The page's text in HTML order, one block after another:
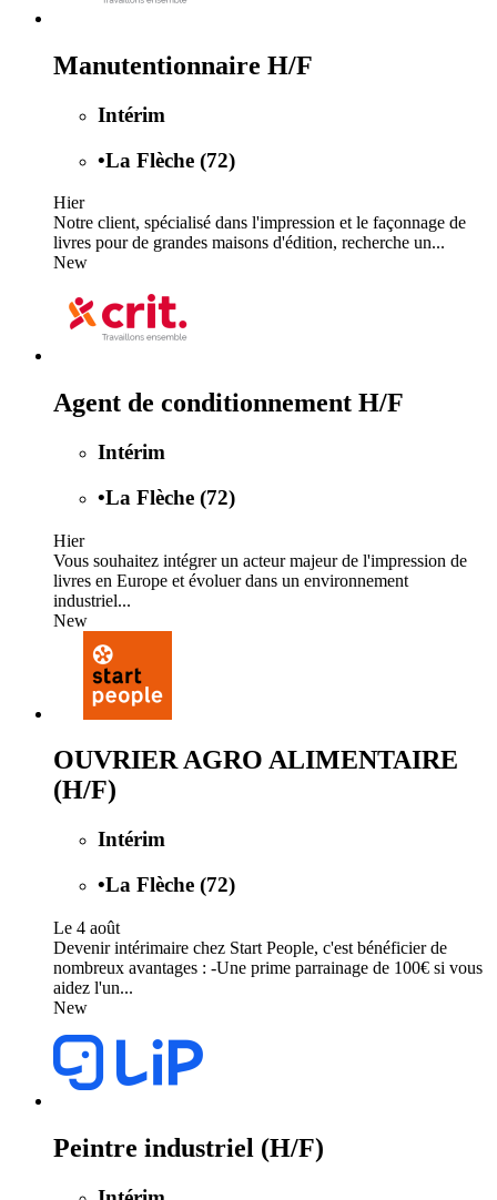
Manutentionnaire H/F
Intérim
•La Flèche (72)
Hier
Notre client, spécialisé dans l'impression et le façonnage de
livres pour de grandes maisons d'édition, recherche un...
New
Agent de conditionnement H/F
Intérim
•La Flèche (72)
Hier
Vous souhaitez intégrer un acteur majeur de l'impression de
livres en Europe et évoluer dans un environnement
industriel...
New
OUVRIER AGRO ALIMENTAIRE
(H/F)
Intérim
•La Flèche (72)
Le 4 août
Devenir intérimaire chez Start People, c'est bénéficier de
nombreux avantages : -Une prime parrainage de 100€ si vous
aidez l'un...
New
Peintre industriel (H/F)